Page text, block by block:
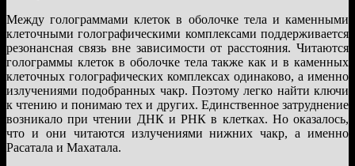
Между голограммами клеток в оболочке тела и каменными
клеточными голографическими комплексами поддерживается
резонансная связь вне зависимости от расстояния. Читаются
голограммы клеток в оболочке тела также как и в каменных
клеточных голографических комплексах одинаково, а именно
излучениями подобранных чакр. Поэтому легко найти ключи
к чтению и понимаю тех и других. Единственное затруднение
возникало при чтении ДНК и РНК в клетках. Но оказалось,
что и они читаются излучениями нижних чакр, а именно
Расатала и Махатала.